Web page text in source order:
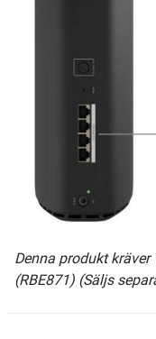
Denna produkt kräver
(RBE871) (Säljs